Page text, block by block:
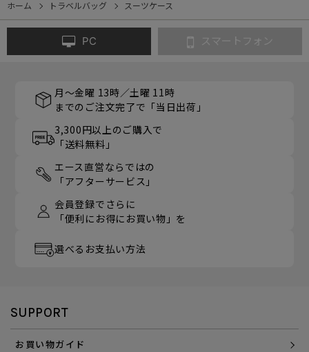
ホーム
トラベルバッグ スーツケース
PC スマートフォン
月～金曜 13時／土曜 11時
までのご注文完了で「当日出荷」
3,300円以上のご購入で
「送料無料」
エース直営ならではの
「アフターサービス」
会員登録でさらに
「便利にお得にお買い物」を
選べるお支払い方法
SUPPORT
お買い物ガイド